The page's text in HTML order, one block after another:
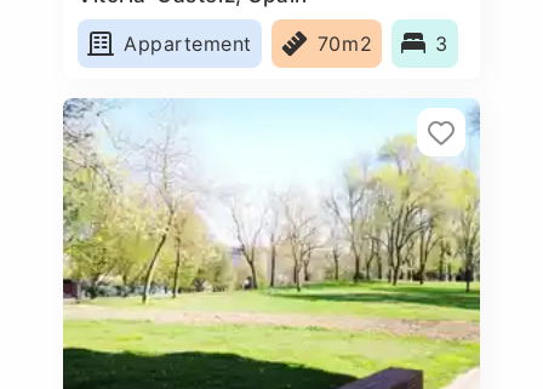
Appartement
70m2 3